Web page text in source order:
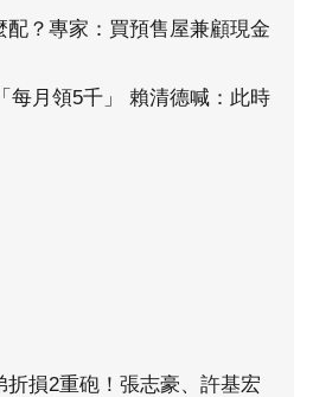
配？專家：買預售屋兼顧現金
每月領5千」 賴清德喊：此時
折損2重砲！張志豪、許基宏